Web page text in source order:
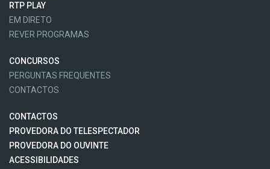
RTP PLAY
EM DIRETO
REVER PROGRAMAS
CONCURSOS
PERGUNTAS FREQUENTES
CONTACTOS
CONTACTOS
PROVEDORA DO TELESPECTADOR
PROVEDORA DO OUVINTE
ACESSIBILIDADES